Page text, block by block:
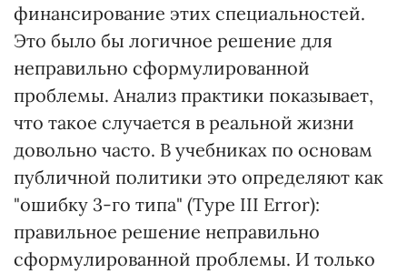
финансирование этих специальностей.
Это было бы логичное решение для
неправильно сформулированной
проблемы. Анализ практики показывает,
что такое случается в реальной жизни
довольно часто. В учебниках по основам
публичной политики это определяют как
"ошибку 3-го типа" (Type III Error):
правильное решение неправильно
сформулированной проблемы. И только